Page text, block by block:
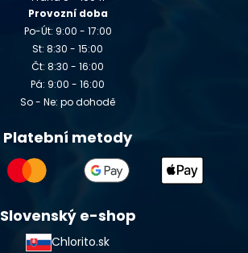
Provozní doba
Po-Út: 9:00 - 17:00
St: 8:30 - 15:00
Čt: 8:30 - 16:00
Pá: 9:00 - 16:00
So - Ne: po dohodě
Platební metody
Slovenský e-shop
Chlorito.sk